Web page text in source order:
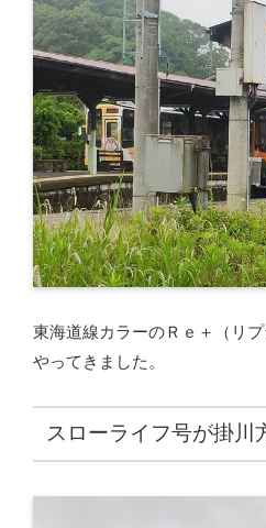
東海道線カラーのＲｅ＋（リ
やってきました。
スローライフ号が掛川